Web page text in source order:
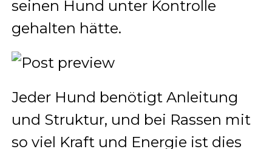
seinen Hund unter Kontrolle
gehalten hätte.
Jeder Hund benötigt Anleitung
und Struktur, und bei Rassen mit
so viel Kraft und Energie ist dies